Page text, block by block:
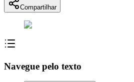
Compartilhar
Navegue pelo texto